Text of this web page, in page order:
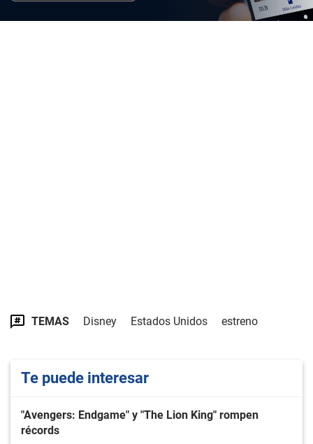
TEMAS Disney Estados Unidos estreno
Te puede interesar
"Avengers: Endgame" y "The Lion King" rompen
récords